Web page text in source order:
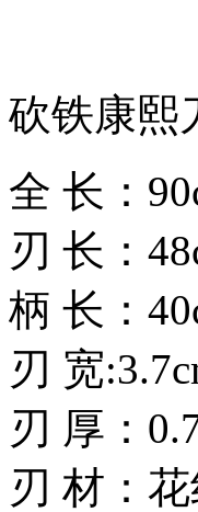
砍铁康熙
全 长：
刃 长：
柄 长：
刃 宽
刃 厚：
刃 材：